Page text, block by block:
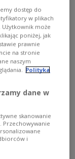
Liga Narodów
Hercegowiny
dostęp do
w plikach
może
poniżej, jak
prawnie
na stronie
naszym
Polityka
dane w
skanowanie
Przechowywanie
i